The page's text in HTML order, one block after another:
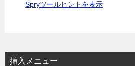
Spryツールヒントを表示
挿入メニュー